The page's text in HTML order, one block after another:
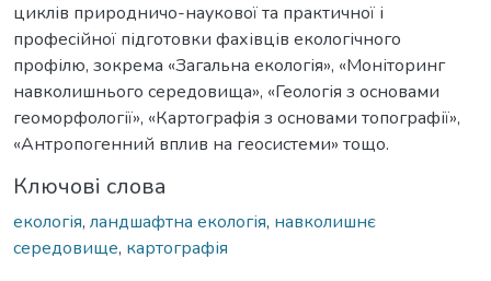
циклів природничо-наукової та практичної і
професійної підготовки фахівців екологічного
профілю, зокрема «Загальна екологія», «Моніторинг
навколишнього середовища», «Геологія з основами
геоморфології», «Картографія з основами топографії»,
«Антропогенний вплив на геосистеми» тощо.
Ключові слова
екологія, ландшафтна екологія, навколишнє
середовище, картографія